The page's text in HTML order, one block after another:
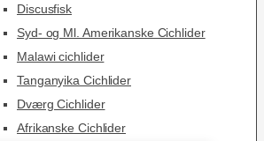
Discusfisk
Syd- og Ml. Amerikanske Cichlider
Malawi cichlider
Tanganyika Cichlider
Dværg Cichlider
Afrikanske Cichlider